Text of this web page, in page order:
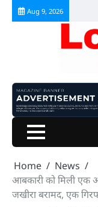
Skip
Aug 9, 2026
Home
News
आबकारी को मिली एक
जखीरा बरामद, एक